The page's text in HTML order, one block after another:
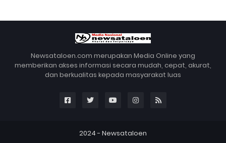
Newsataloen.com merupakan Media Online yang
memberikan akses informasi secara mudah, cepat, akurat,
dan berkualitas kepada masyarakat luas
2024 - Newsataloen